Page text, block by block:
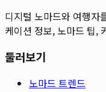
디지털 노마드와 여행자
케이션 정보, 노마드 팁,
둘러보기
노마드 트렌드